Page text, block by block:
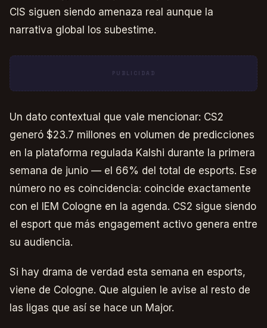
CIS siguen siendo amenaza real aunque la
narrativa global los subestime.
PUBLICIDAD
Un dato contextual que vale mencionar: CS2
generó $23.7 millones en volumen de predicciones
en la plataforma regulada Kalshi durante la primera
semana de junio — el 66% del total de esports. Ese
número no es coincidencia: coincide exactamente
con el IEM Cologne en la agenda. CS2 sigue siendo
el esport que más engagement activo genera entre
su audiencia.
Si hay drama de verdad esta semana en esports,
viene de Cologne. Que alguien le avise al resto de
las ligas que así se hace un Major.